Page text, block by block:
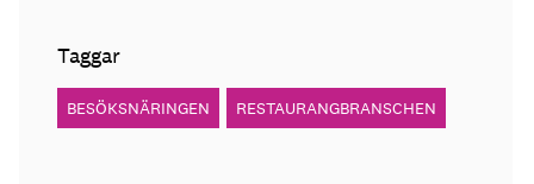
Taggar
BESÖKSNÄRINGEN RESTAURANGBRANSCHEN